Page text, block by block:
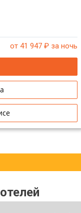
от 41 947 ₽ за ночь